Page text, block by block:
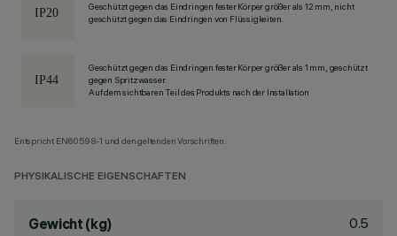
Geschützt gegen das Eindringen fester Körper größer als 12 mm, nicht
geschützt gegen das Eindringen von Flüssigkeiten.
Geschützt gegen das Eindringen fester Körper größer als 1 mm, geschützt
gegen Spritzwasser.
Auf dem sichtbaren Teil des Produkts nach der Installation
Entspricht EN60598-1 und den geltenden Vorschriften.
PHYSIKALISCHE EIGENSCHAFTEN
Gewicht (kg) 0.5